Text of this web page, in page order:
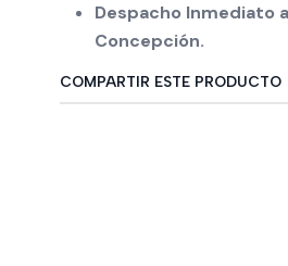
Despacho Inmediato
Concepción.
COMPARTIR ESTE PRODUCTO